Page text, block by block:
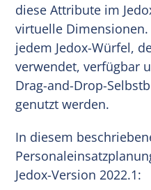
diese Attribute im
virtuelle
jedem Jedox-Würfel,
verwendet, verfügbar
Drag-and-Drop-
genutzt werden.
In diesem
Jedox-Version 2022.1: